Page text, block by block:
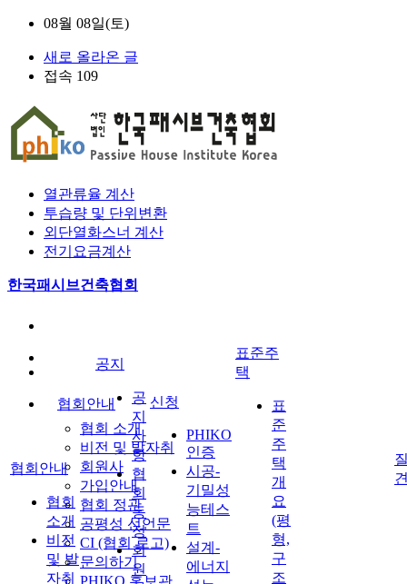
08월 08일(토)
새로 올라온 글
접속 109
열관류율 계산
투습량 및 단위변환
외단열화스너 계산
전기요금계산
한국패시브건축협회
협회안내
협회 소개
비전 및 발자취
회원사
가입안내
협회 정관
공평성 선언문
CI (협회 로고)
문의하기
PHIKO 홍보관
협회안내
협회
소개
비전
및 발
자취
공지
공
지
사
항
협
회
동
정
회
원
신청
PHIKO
인증
시공-
기밀성
능테스
트
설계-
에너지
표준주
택
표
준
주
택
개
요
(평
형,
구
조